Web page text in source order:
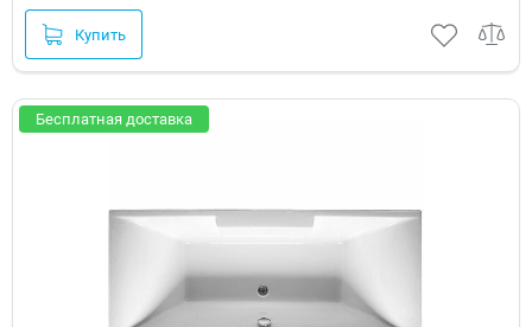
Купить
Бесплатная доставка